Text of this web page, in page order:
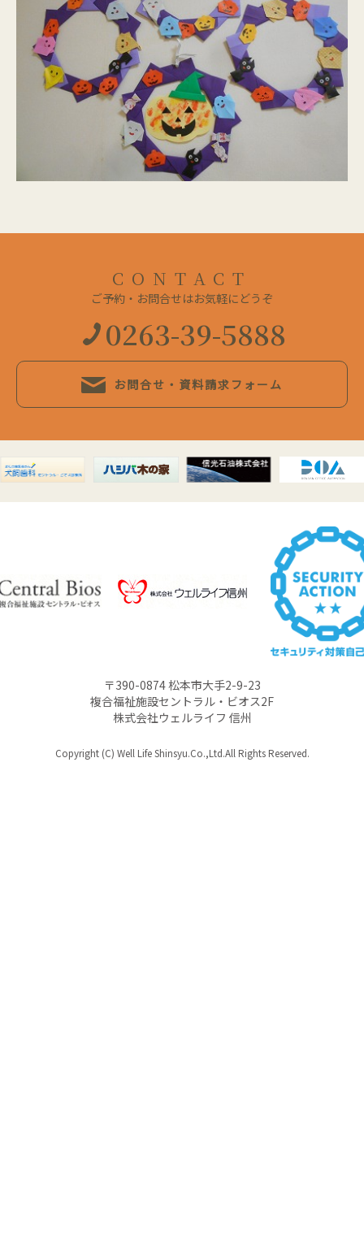
CONTACT
ご予約・お問合せはお気軽にどうぞ
0263-39-5888
お問合せ・資料請求フォーム
〒390-0874 松本市大手2-9-23
複合福祉施設セントラル・ビオス2F
株式会社ウェルライフ 信州
Copyright (C) Well Life Shinsyu.Co.,Ltd.All Rights Reserved.